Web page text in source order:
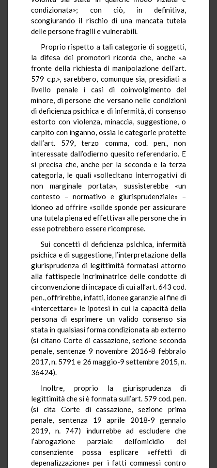
condizionata»; con ciò, in definitiva,
scongiurando il rischio di una mancata tutela
delle persone fragili e vulnerabili.
Proprio rispetto a tali categorie di soggetti,
la difesa dei promotori ricorda che, anche «a
fronte della richiesta di manipolazione dell’art.
579 c.p.», sarebbero, comunque sia, presidiati a
livello penale i casi di coinvolgimento del
minore, di persone che versano nelle condizioni
di deficienza psichica e di infermità, di consenso
estorto con violenza, minaccia, suggestione, o
carpito con inganno, ossia le categorie protette
dall’art. 579, terzo comma, cod. pen., non
interessate dall’odierno quesito referendario. E
si precisa che, anche per la seconda e la terza
categoria, le quali «sollecitano interrogativi di
non marginale portata», sussisterebbe «un
contesto – normativo e giurisprudenziale» –
idoneo ad offrire «solide sponde per assicurare
una tutela piena ed effettiva» alle persone che in
esse potrebbero essere ricomprese.
Sui concetti di deficienza psichica, infermità
psichica e di suggestione, l’interpretazione della
giurisprudenza di legittimità formatasi attorno
alla fattispecie incriminatrice delle condotte di
circonvenzione di incapace di cui all’art. 643 cod.
pen., offrirebbe, infatti, idonee garanzie al fine di
«intercettare» le ipotesi in cui la capacità della
persona di esprimere un valido consenso sia
stata in qualsiasi forma condizionata ab externo
(si citano Corte di cassazione, sezione seconda
penale, sentenze 9 novembre 2016-8 febbraio
2017, n. 5791 e 26 maggio-9 settembre 2015, n.
36424).
Inoltre, proprio la giurisprudenza di
legittimità che si è formata sull’art. 579 cod. pen.
(si cita Corte di cassazione, sezione prima
penale, sentenza 19 aprile 2018-9 gennaio
2019, n. 747) indurrebbe ad escludere che
l’abrogazione parziale dell’omicidio del
consenziente possa esplicare «effetti di
depenalizzazione» per i fatti commessi contro